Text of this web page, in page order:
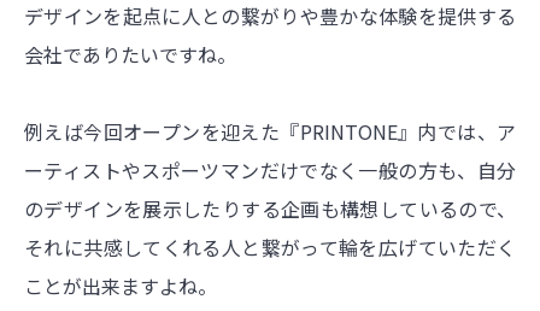
デザインを起点に人との繋がりや豊かな体験を提供する
会社でありたいですね。
例えば今回オープンを迎えた『PRINTONE』内では、ア
ーティストやスポーツマンだけでなく一般の方も、自分
のデザインを展示したりする企画も構想しているので、
それに共感してくれる人と繋がって輪を広げていただく
ことが出来ますよね。